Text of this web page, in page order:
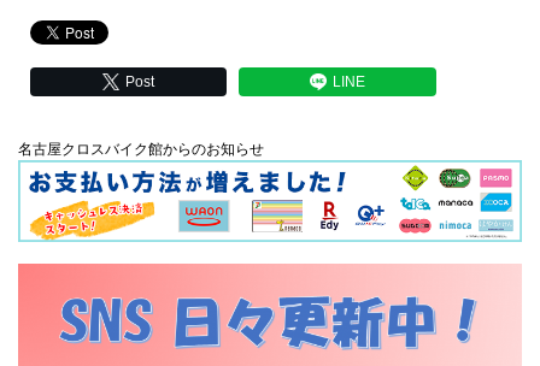
Post LINE
名古屋クロスバイク館からのお知らせ